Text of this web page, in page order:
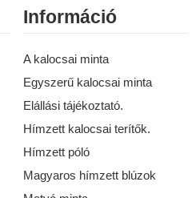
Információ
A kalocsai minta
Egyszerű kalocsai minta
Elállási tájékoztató.
Hímzett kalocsai terítők.
Hímzett póló
Magyaros hímzett blúzok